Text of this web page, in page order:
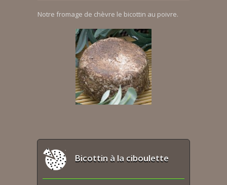
Notre fromage de chèvre le bicottin au poivre.
Bicottin à la ciboulette